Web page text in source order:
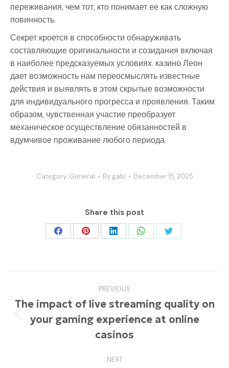
переживания, чем тот, кто понимает ее как сложную
повинность.
Секрет кроется в способности обнаруживать
составляющие оригинальности и созидания включая
в наиболее предсказуемых условиях. казино Леон
дает возможность нам переосмыслять известные
действия и выявлять в этом скрытые возможности
для индивидуального прогресса и проявления. Таким
образом, чувственная участие преобразует
механическое осуществление обязанностей в
вдумчивое проживание любого периода.
Category: General By gabi December 15, 2025
Share this post
Share Share Share Share Share
navigation
PREVIOUS
Previous
post:
The impact of live streaming quality on
your gaming experience at online
casinos
NEXT